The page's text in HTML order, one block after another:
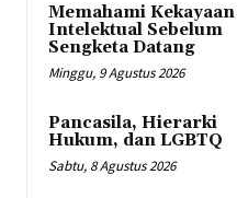
Memahami Kekayaan
Intelektual Sebelum
Sengketa Datang
Minggu, 9 Agustus 2026
Pancasila, Hierarki
Hukum, dan LGBTQ
Sabtu, 8 Agustus 2026